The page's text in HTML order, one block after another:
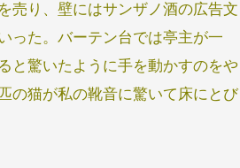
売り、壁にはサンザノ酒の広告文
った。バーテン台では亭主が一
と驚いたように手を動かすのをや
の猫が私の靴音に驚いて床にとび